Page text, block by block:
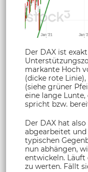
Der DAX ist
markante Hoch
(dicke rote
(siehe grüner
eine lange
spricht bzw.
Der DAX hat also
abgearbeitet
typischen
nun abhängen,
entwickeln. Läuft
zu werten. Fällt